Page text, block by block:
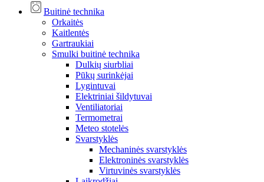
Buitinė technika
Orkaitės
Kaitlentės
Gartraukiai
Smulki buitinė technika
Dulkių siurbliai
Pūkų surinkėjai
Lygintuvai
Elektriniai šildytuvai
Ventiliatoriai
Termometrai
Meteo stotelės
Svarstyklės
Mechaninės svarstyklės
Elektroninės svarstyklės
Virtuvinės svarstyklės